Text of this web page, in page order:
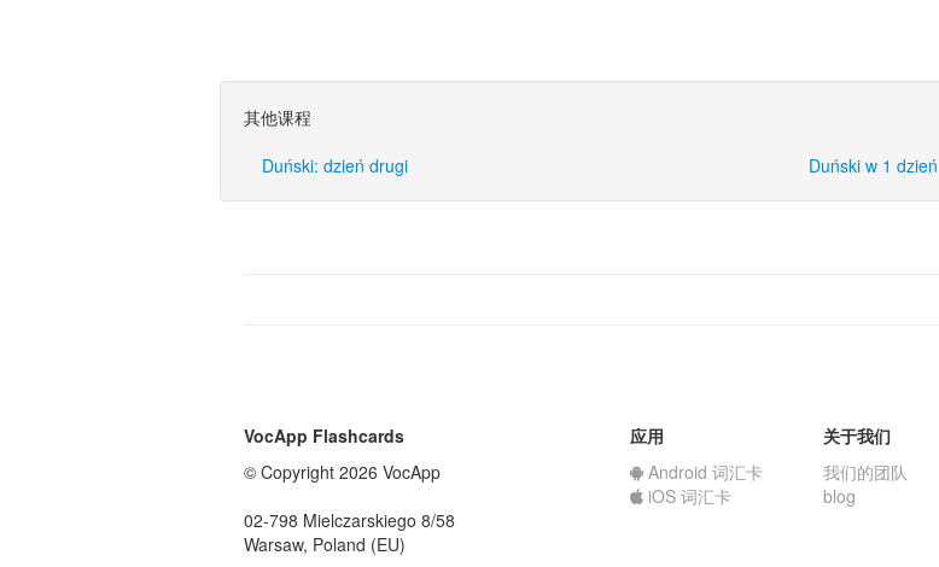
其他课程
Duński: dzień drugi
Duński w 1 dzień
VocApp Flashcards
© Copyright 2026 VocApp
02-798 Mielczarskiego 8/58
Warsaw, Poland (EU)
应用
Android 词汇卡
iOS 词汇卡
关于我们
我们的团队
blog